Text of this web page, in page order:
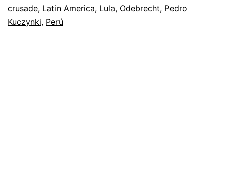
crusade, Latin America, Lula, Odebrecht, Pedro
Kuczynki, Perú